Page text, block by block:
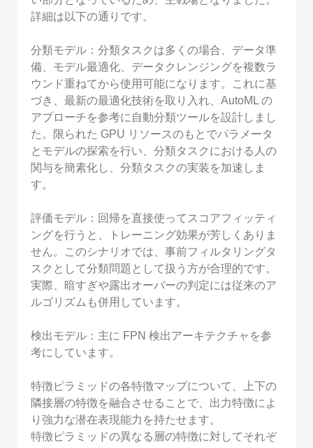
詳細は以下の通りです。
分類モデル：分類タスクは多くの場合、データ準
備、モデル最適化、データクレンジングを複数ラ
ウンド重ねてから使用可能になります。これに基
づき、最新の最適化技術を取り入れ、AutoML の
アプローチを参考に自動分類ツールを設計しまし
た。限られた GPU リソースのもとでパラメータ
とモデルの探索を行い、分類タスクにおける人の
関与を簡素化し、分類タスクの実装を加速しま
す。
評価モデル：回帰を直接使ってスコアフィッティ
ングを行うと、トレーニング効果が芳しくありま
せん。このシナリオでは、事前フィルタリングタ
スクとして分類問題として扱う方が合理的です。
実際、暗すぎや露出オーバーの判定には従来のア
ルゴリズムも併用しています。
検出モデル：主に FPN 検出アーキテクチャを参
考にしています。
特徴ピラミッドの各特徴マップについて、上下の
隣接層の特徴を融合させることで、出力特徴によ
り強力な潜在表現能力を持たせます。
特徴ピラミッドの異なる層の特徴に対してそれぞ